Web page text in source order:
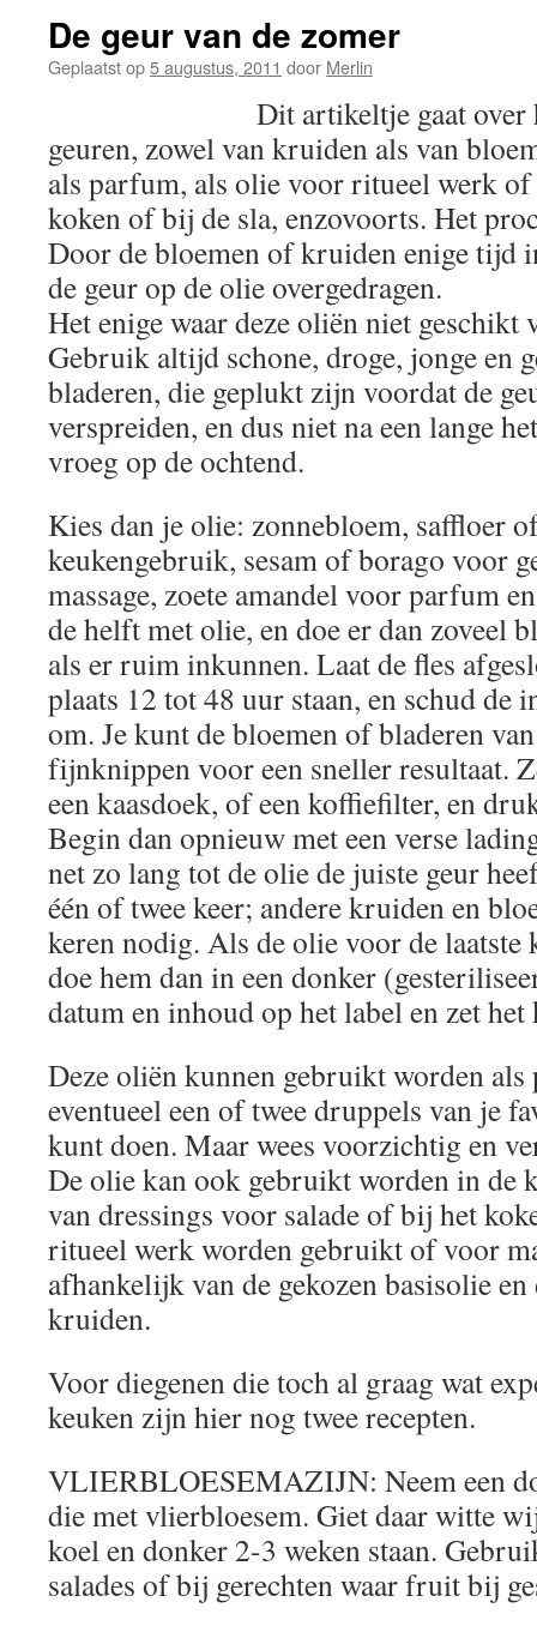
De geur van de zomer
Geplaatst op5 augustus, 2011 door Merlin
Dit artikeltje gaat over
geuren, zowel van kruiden als van
als parfum, als olie voor ritueel werk of
koken of bij de sla, enzovoorts. Het
Door de bloemen of kruiden enige tijd
de geur op de olie overgedragen.
Het enige waar deze oliën niet
Gebruik altijd schone, droge, jonge en
bladeren, die geplukt zijn voordat de
verspreiden, en dus niet na een lange
vroeg op de ochtend.
Kies dan je olie: zonnebloem, saffloer
keukengebruik, sesam of borago voor
massage, zoete amandel voor parfum
de helft met olie, en doe er dan zoveel
als er ruim inkunnen. Laat de fles
plaats 12 tot 48 uur staan, en schud de
om. Je kunt de bloemen of bladeren
fijnknippen voor een sneller resultaat.
een kaasdoek, of een koffiefilter, en
Begin dan opnieuw met een verse
net zo lang tot de olie de juiste geur
één of twee keer; andere kruiden en
keren nodig. Als de olie voor de laatste
doe hem dan in een donker
datum en inhoud op het label en zet
Deze oliën kunnen gebruikt worden
eventueel een of twee druppels van je
kunt doen. Maar wees voorzichtig en
De olie kan ook gebruikt worden in de
van dressings voor salade of bij het
ritueel werk worden gebruikt of voor
afhankelijk van de gekozen basisolie
kruiden.
Voor diegenen die toch al graag wat
keuken zijn hier nog twee recepten.
VLIERBLOESEMAZIJN: Neem een
die met vlierbloesem. Giet daar witte
koel en donker 2-3 weken staan.
salades of bij gerechten waar fruit bij